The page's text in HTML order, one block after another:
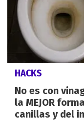
HACKS
No es con
la MEJOR
canillas y del